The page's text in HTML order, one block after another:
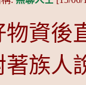
資後
族人